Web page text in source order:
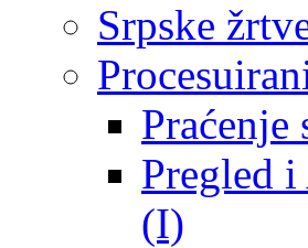
Srpske
Praćenje
Pregled
(I)